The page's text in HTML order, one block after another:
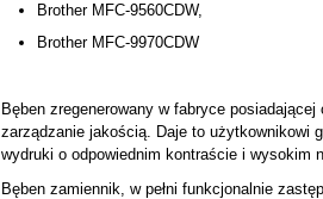
Brother MFC-9560CDW,
Brother MFC-9970CDW
Bęben zregenerowany w fabryce
zarządzanie jakością. Daje to użytkownikowi
wydruki o odpowiednim kontraście i wysokim
Bęben zamiennik, w pełni funkcjonalnie